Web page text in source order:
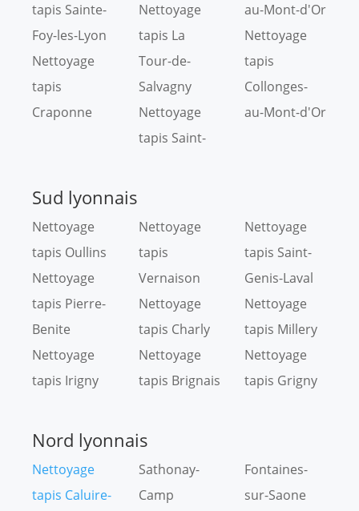
tapis Sainte-
Foy-les-Lyon
Nettoyage
tapis
Craponne
Nettoyage
tapis La
Tour-de-
Salvagny
Nettoyage
tapis Saint-
au-Mont-d'Or
Nettoyage
tapis
Collonges-
au-Mont-d'Or
Sud lyonnais
Nettoyage
tapis Oullins
Nettoyage
tapis Pierre-
Benite
Nettoyage
tapis Irigny
Nettoyage
tapis
Vernaison
Nettoyage
tapis Charly
Nettoyage
tapis Brignais
Nettoyage
tapis Saint-
Genis-Laval
Nettoyage
tapis Millery
Nettoyage
tapis Grigny
Nord lyonnais
Nettoyage
tapis Caluire-
Sathonay-
Camp
Fontaines-
sur-Saone